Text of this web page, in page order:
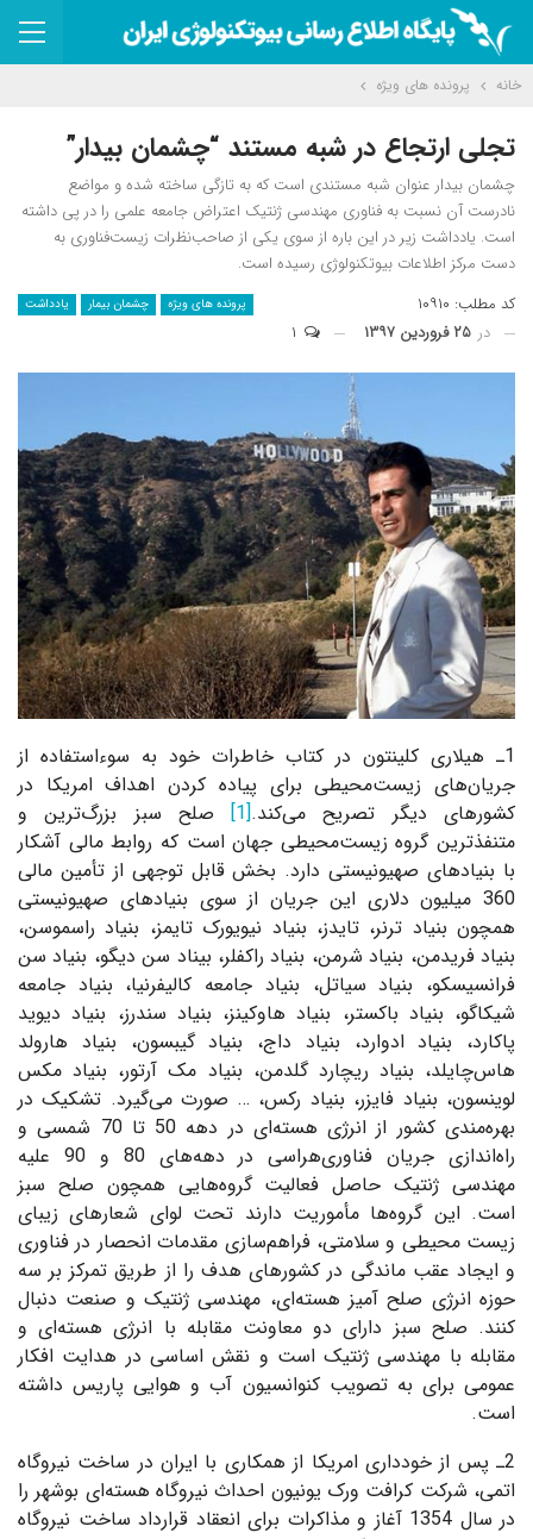
خانه پرونده های ویژه
تجلی ارتجاع در شبه مستند “چشمان بیدار”
چشمان بیدار عنوان شبه مستندی است که به تازگی ساخته شده و مواضع
نادرست آن نسبت به فناوری مهندسی ژنتیک اعتراض جامعه علمی را در پی داشته
است. یادداشت زیر در این باره از سوی یکی از صاحب‌نظرات زیست‌فناوری به
دست مرکز اطلاعات بیوتکنولوژی رسیده است.
پرونده های ویژه چشمان بیمار یادداشت
کد مطلب: ۱۰۹۱۰
در ۲۵ فروردین ۱۳۹۷
1ـ هیلاری کلینتون در کتاب خاطرات خود به سوءاستفاده از
جریان‌های زیست‌محیطی برای پیاده کردن اهداف امریکا در
کشورهای دیگر تصریح می‌کند.[1] صلح سبز بزرگ‌ترین و
متنفذترین گروه زیست‌محیطی جهان است که روابط مالی آشکار
با بنیادهای صهیونیستی دارد. بخش قابل توجهی از تأمین مالی
360 میلیون دلاری این جریان از سوی بنیادهای صهیونیستی
همچون بنیاد ترنر، تایدز، بنیاد نیویورک تایمز، بنیاد راسموسن،
بنیاد فریدمن، بنیاد شرمن، بنیاد راکفلر، بیناد سن دیگو، بنیاد سن
فرانسیسکو، بنیاد سیاتل، بنیاد جامعه کالیفرنیا، بنیاد جامعه
شیکاگو، بنیاد باکستر، بنیاد هاوکینز، بنیاد سندرز، بنیاد دیوید
پاکارد، بنیاد ادوارد، بنیاد داج، بنیاد گیبسون، بنیاد هارولد
هاس‌چایلد، بنیاد ریچارد گلدمن، بنیاد مک آرتور، بنیاد مکس
لوینسون، بنیاد فایزر، بنیاد رکس، … صورت می‌گیرد. تشکیک در
بهره‌مندی کشور از انرژی هسته‌ای در دهه 50 تا 70 شمسی و
راه‌اندازی جریان فناوری‌هراسی در دهه‌های 80 و 90 علیه
مهندسی ژنتیک حاصل فعالیت گروه‌هایی همچون صلح سبز
است. این گروه‌ها مأموریت دارند تحت لوای شعارهای زیبای
زیست محیطی و سلامتی، فراهم‌سازی مقدمات انحصار در فناوری
و ایجاد عقب ماندگی در کشورهای هدف را از طریق تمرکز بر سه
حوزه انرژی صلح آمیز هسته‌ای، مهندسی ژنتیک و صنعت دنبال
کنند. صلح سبز دارای دو معاونت مقابله با انرژی هسته‌ای و
مقابله با مهندسی ژنتیک است و نقش اساسی در هدایت افکار
عمومی برای به تصویب کنوانسیون آب و هوایی پاریس داشته
است.
2ـ پس از خودداری امریکا از همکاری با ایران در ساخت نیروگاه
اتمی، شرکت کرافت ورک یونیون احداث نیروگاه هسته‌ای بوشهر را
در سال 1354 آغاز و مذاکرات برای انعقاد قرارداد ساخت نیروگاه